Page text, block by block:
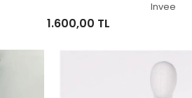
Invee
1.600,00 TL